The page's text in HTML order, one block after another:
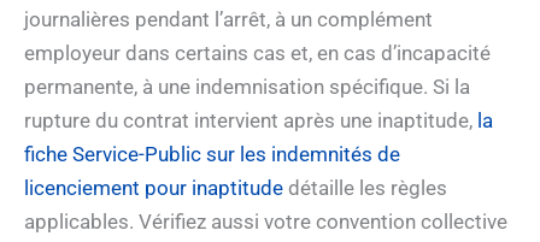
journalières pendant l’arrêt, à un complément
employeur dans certains cas et, en cas d’incapacité
permanente, à une indemnisation spécifique. Si la
rupture du contrat intervient après une inaptitude, la
fiche Service-Public sur les indemnités de
licenciement pour inaptitude détaille les règles
applicables. Vérifiez aussi votre convention collective